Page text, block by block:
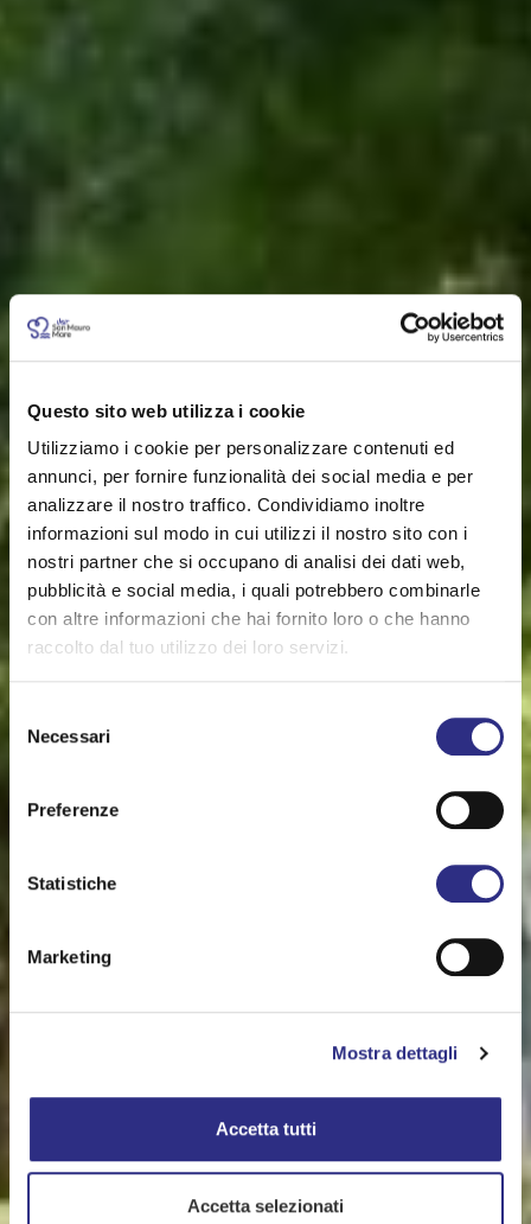
Questo sito web utilizza i cookie
Utilizziamo i cookie per personalizzare contenuti ed
annunci, per fornire funzionalità dei social media e per
analizzare il nostro traffico. Condividiamo inoltre
informazioni sul modo in cui utilizzi il nostro sito con i
nostri partner che si occupano di analisi dei dati web,
pubblicità e social media, i quali potrebbero combinarle
con altre informazioni che hai fornito loro o che hanno
raccolto dal tuo utilizzo dei loro servizi.
delNecessari
Preferenze
Statistiche
Marketing
Mostra dettagli
Accetta tutti
Accetta selezionati